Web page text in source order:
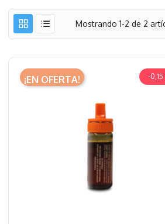
Mostrando 1-2 de 2
¡EN OFERTA! -0,15